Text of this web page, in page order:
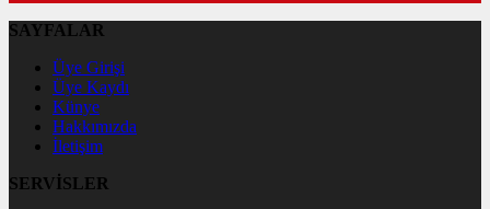
SAYFALAR
Üye Girişi
Üye Kaydı
Künye
Hakkımızda
İletişim
SERVİSLER